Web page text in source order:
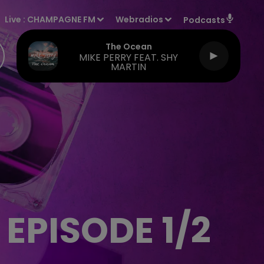
Live : CHAMPAGNE FM Webradios Podcasts
The Ocean
MIKE PERRY FEAT. SHY
MARTIN
1/2